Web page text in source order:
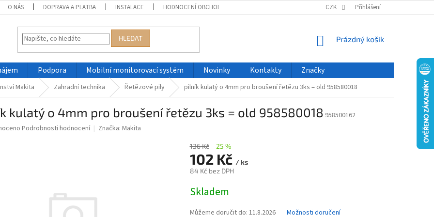
O NÁS DOPRAVA A PLATBA INSTALACE HODNOCENÍ OBCHODU VELKOOBCHOD ČASTO KLADENÉ DOTAZY
CZK Přihlášení
HLEDAT
NÁKUPNÍ
Prázdný košík
Podpora Mobilní monitorovací systém Novinky Kontakty Značky
Makita Zahradní technika Řetězové pily pilník kulatý o 4mm pro broušení řetězu 3ks = old 958580018
kulatý o 4mm pro broušení řetězu 3ks = old 958580018 958500162
Podrobnosti hodnocení Značka: Makita
136 Kč –25 %
102 Kč / ks
84 Kč bez DPH
cena:
Skladem
Můžeme doručit do: 11.8.2026 Možnosti doručení